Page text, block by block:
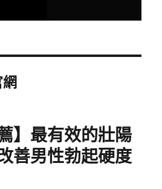
】最有效的壯陽
善男性勃起硬度